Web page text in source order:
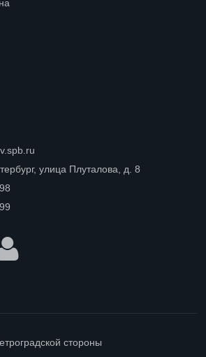
улица Плуталова, д. 8
стороны